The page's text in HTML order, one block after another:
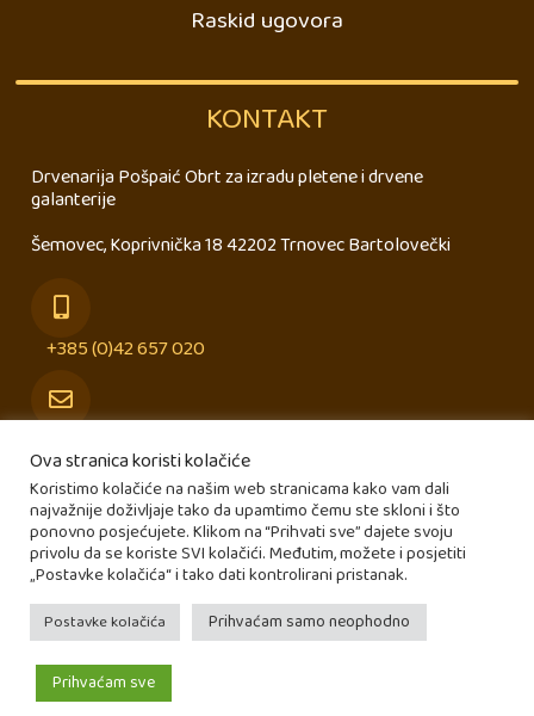
Raskid ugovora
KONTAKT
Drvenarija Pošpaić Obrt za izradu pletene i drvene
galanterije
Šemovec, Koprivnička 18 42202 Trnovec Bartolovečki
+385 (0)42 657 020
Naša lokacija
Ova stranica koristi kolačiće
Koristimo kolačiće na našim web stranicama kako vam dali
najvažnije doživljaje tako da upamtimo čemu ste skloni i što
ponovno posjećujete. Klikom na “Prihvati sve” dajete svoju
privolu da se koriste SVI kolačići. Međutim, možete i posjetiti
„Postavke kolačića“ i tako dati kontrolirani pristanak.
Postavke kolačića Prihvaćam samo neophodno
Prihvaćam sve